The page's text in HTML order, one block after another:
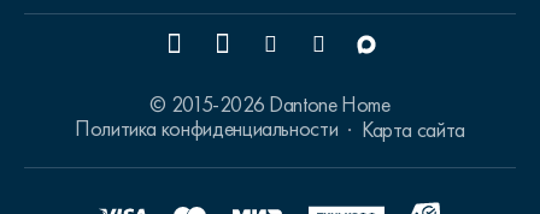
© 2015-2026 Dantone Home
Политика конфиденциальности
Карта сайта